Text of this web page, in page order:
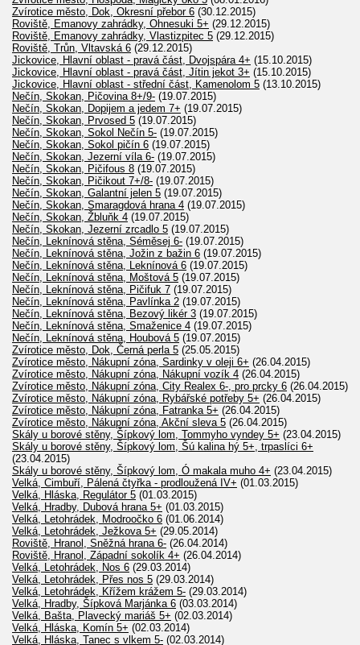
Zvírotice město, Dok, Okresní přebor 6 (30.12.2015)
Roviště, Emanovy zahrádky, Ohnesuki 5+ (29.12.2015)
Roviště, Emanovy zahrádky, Vlastizpitec 5 (29.12.2015)
Roviště, Trůn, Vltavská 6 (29.12.2015)
Jickovice, Hlavní oblast - pravá část, Dvojspára 4+ (15.10.2015)
Jickovice, Hlavní oblast - pravá část, Jítin jekot 3+ (15.10.2015)
Jickovice, Hlavní oblast - střední část, Kamenolom 5 (13.10.2015)
Nečín, Skokan, Pičovina 8+/9- (19.07.2015)
Nečín, Skokan, Dopijem a jedem 7+ (19.07.2015)
Nečín, Skokan, Prvosed 5 (19.07.2015)
Nečín, Skokan, Sokol Nečín 5- (19.07.2015)
Nečín, Skokan, Sokol pičín 6 (19.07.2015)
Nečín, Skokan, Jezerní víla 6- (19.07.2015)
Nečín, Skokan, Pičifous 8 (19.07.2015)
Nečín, Skokan, Pičikout 7+/8- (19.07.2015)
Nečín, Skokan, Galantní jelen 5 (19.07.2015)
Nečín, Skokan, Smaragdová hrana 4 (19.07.2015)
Nečín, Skokan, Žbluňk 4 (19.07.2015)
Nečín, Skokan, Jezerní zrcadlo 5 (19.07.2015)
Nečín, Leknínová stěna, Séměsej 6- (19.07.2015)
Nečín, Leknínová stěna, Jožin z bažin 6 (19.07.2015)
Nečín, Leknínová stěna, Leknínová 6 (19.07.2015)
Nečín, Leknínová stěna, Moštová 5 (19.07.2015)
Nečín, Leknínová stěna, Pičifuk 7 (19.07.2015)
Nečín, Leknínová stěna, Pavlínka 2 (19.07.2015)
Nečín, Leknínová stěna, Bezový likér 3 (19.07.2015)
Nečín, Leknínová stěna, Smaženice 4 (19.07.2015)
Nečín, Leknínová stěna, Houbová 5 (19.07.2015)
Zvírotice město, Dok, Černá perla 5 (25.05.2015)
Zvírotice město, Nákupní zóna, Sardinky v oleji 6+ (26.04.2015)
Zvírotice město, Nákupní zóna, Nákupní vozík 4 (26.04.2015)
Zvírotice město, Nákupní zóna, City Realex 6-, pro prcky 6 (26.04.2015)
Zvírotice město, Nákupní zóna, Rybářské potřeby 5+ (26.04.2015)
Zvírotice město, Nákupní zóna, Fatranka 5+ (26.04.2015)
Zvírotice město, Nákupní zóna, Akční sleva 5 (26.04.2015)
Skály u borové stěny, Šípkový lom, Tommyho vyndey 5+ (23.04.2015)
Skály u borové stěny, Šípkový lom, Šú kalina hý 5+, trpaslíci 6+
(23.04.2015)
Skály u borové stěny, Šípkový lom, Ó makala muho 4+ (23.04.2015)
Velká, Cimbuří, Pálená čtyřka - prodloužená IV+ (01.03.2015)
Velká, Hláska, Regulátor 5 (01.03.2015)
Velká, Hradby, Dubová hrana 5+ (01.03.2015)
Velká, Letohrádek, Modroočko 6 (01.06.2014)
Velká, Letohrádek, Ježkova 5+ (29.05.2014)
Roviště, Hranol, Sněžná hrana 6- (26.04.2014)
Roviště, Hranol, Západní sokolík 4+ (26.04.2014)
Velká, Letohrádek, Nos 6 (29.03.2014)
Velká, Letohrádek, Přes nos 5 (29.03.2014)
Velká, Letohrádek, Křížem krážem 5- (29.03.2014)
Velká, Hradby, Šípková Marjánka 6 (03.03.2014)
Velká, Bašta, Plavecký mariáš 5+ (02.03.2014)
Velká, Hláska, Komín 5+ (02.03.2014)
Velká, Hláska, Tanec s vlkem 5- (02.03.2014)